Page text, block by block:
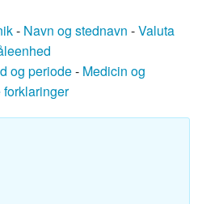
- Navn og stednavn -Valuta
og periode- Medicin og
forklaringer